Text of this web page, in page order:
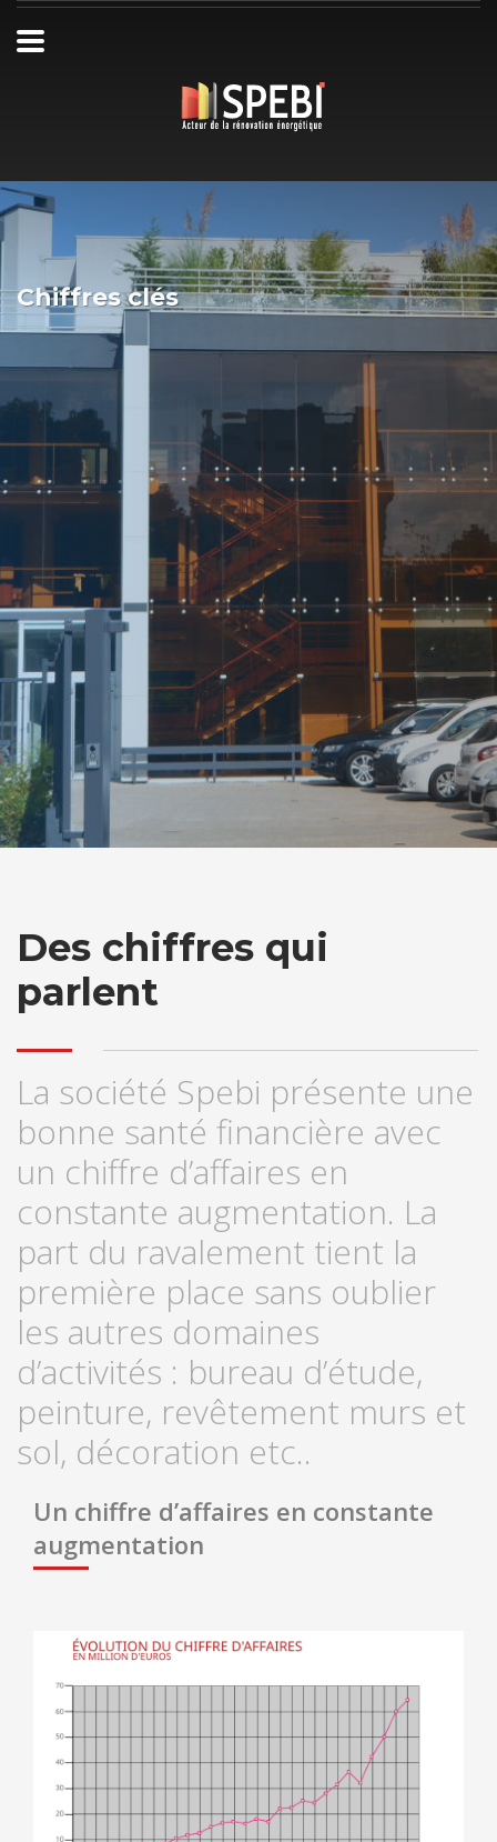
Chiffres clés
Des chiffres qui
parlent
La société Spebi présente une
bonne santé financière avec
un chiffre d’affaires en
constante augmentation. La
part du ravalement tient la
première place sans oublier
les autres domaines
d’activités : bureau d’étude,
peinture, revêtement murs et
sol, décoration etc..
Un chiffre d’affaires en constante
augmentation